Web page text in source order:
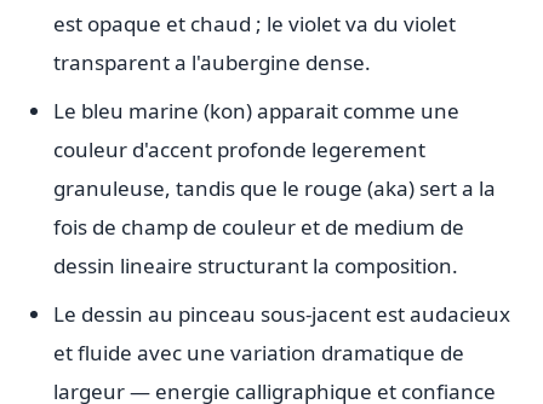
est opaque et chaud ; le violet va du violet
transparent a l'aubergine dense.
Le bleu marine (kon) apparait comme une
couleur d'accent profonde legerement
granuleuse, tandis que le rouge (aka) sert a la
fois de champ de couleur et de medium de
dessin lineaire structurant la composition.
Le dessin au pinceau sous-jacent est audacieux
et fluide avec une variation dramatique de
largeur — energie calligraphique et confiance